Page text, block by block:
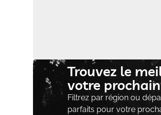
Trouvez le
votre
Filtrez par région ou
parfaits pour votre